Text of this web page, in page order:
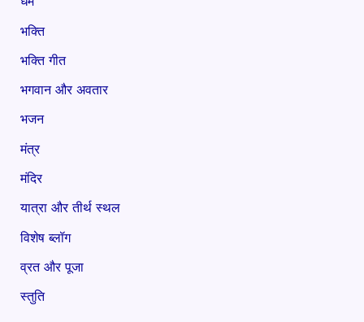
भक्ति
भक्ति गीत
भगवान और अवतार
भजन
मंत्र
मंदिर
यात्रा और तीर्थ स्थल
विशेष ब्लॉग
व्रत और पूजा
स्तुति